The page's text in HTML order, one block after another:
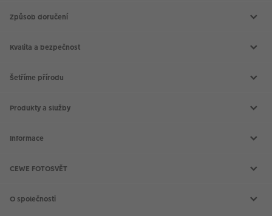
Způsob doručení
Kvalita a bezpečnost
Šetříme přírodu
Produkty a služby
Slovník fotografických pojmů
Informace
Doprava a platba
Nákup na splátky
PROHLÁŠENÍ O PŘÍSTUPNOSTI
CEWE FOTOSVĚT
CEWE fotokalendáře
CEWE fotoobrazy
O společnosti